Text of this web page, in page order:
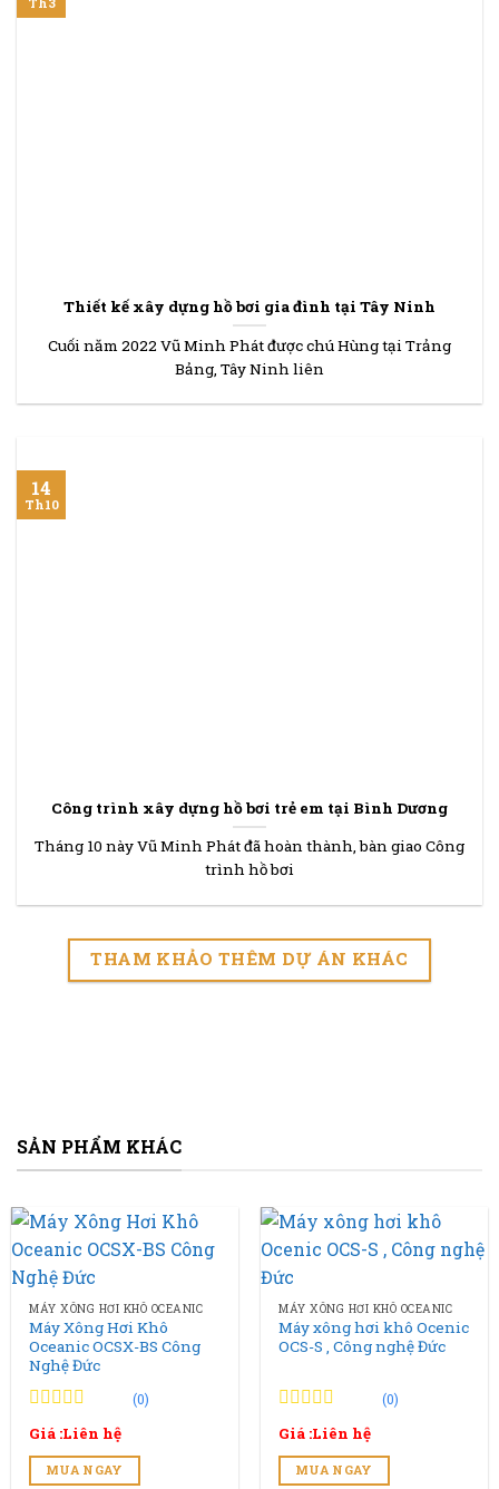
Thiết kế xây dựng hồ bơi gia đình tại Tây Ninh
Cuối năm 2022 Vũ Minh Phát được chú Hùng tại Trảng
Bảng, Tây Ninh liên
Công trình xây dựng hồ bơi trẻ em tại Bình Dương
Tháng 10 này Vũ Minh Phát đã hoàn thành, bàn giao Công
trình hồ bơi
14
Th10
THAM KHẢO THÊM DỰ ÁN KHÁC
SẢN PHẨM KHÁC
MÁY XÔNG HƠI KHÔ OCEANIC
Máy Xông Hơi Khô
Oceanic OCSX-BS Công
Nghệ Đức
0
trên
5
0
đánh
(0)
Giá :Liên hệ
MUA NGAY
MÁY XÔNG HƠI KHÔ OCEANIC
Máy xông hơi khô Ocenic
OCS-S , Công nghệ Đức
0
trên
5
0
đánh
(0)
Giá :Liên hệ
MUA NGAY